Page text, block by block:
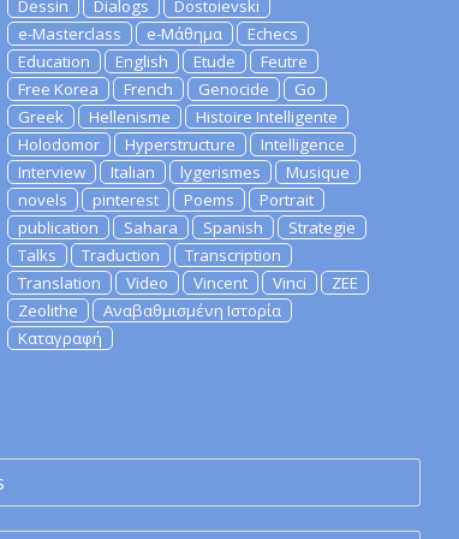
Dessin
Dialogs
Dostoievski
e-Masterclass
e-Μάθημα
Echecs
Education
English Etude
Feutre
Free Korea
French Genocide
Go
Greek
Hellenisme
Histoire Intelligente
Holodomor
Hyperstructure
Intelligence
Interview
Italian lygerismes
Musique
novels
pinterest Poems
Portrait
publication
Sahara Spanish
Strategie
Talks
Traduction
Transcription
Translation
Video Vincent Vinci
ZEE
Zeolithe
Αναβαθμισμένη Ιστορία
Καταγραφή